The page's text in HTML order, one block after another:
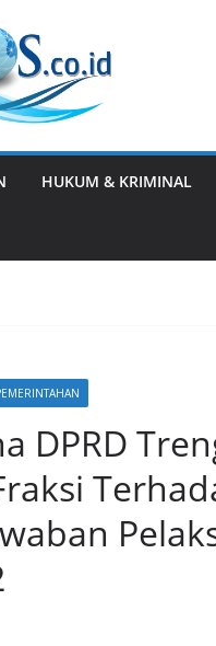
HUKUM & KRIMINAL
DPRD